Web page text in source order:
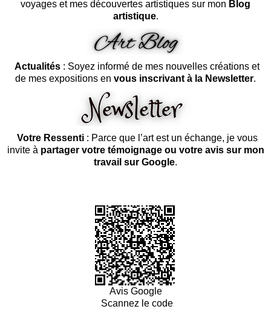
voyages et mes découvertes artistiques sur mon Blog
artistique.
Actualités : Soyez informé de mes nouvelles créations et
de mes expositions en vous inscrivant à la Newsletter.
Votre Ressenti: Parce que l’art est un échange, je vous
invite à partager votre témoignage ou votre avis sur mon
travail sur Google.
Avis Google
Scannez le code